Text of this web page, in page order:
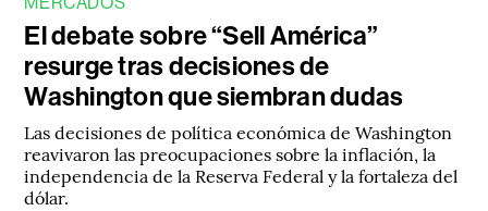
El debate sobre “Sell América”
resurge tras decisiones de
Washington que siembran dudas
Las decisiones de política económica de Washington
reavivaron las preocupaciones sobre la inflación, la
independencia de la Reserva Federal y la fortaleza del
dólar.